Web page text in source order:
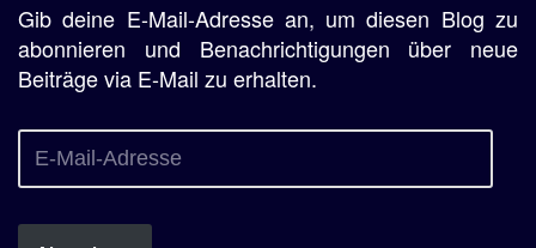
Gib deine E-Mail-Adresse an, um diesen Blog zu
abonnieren und Benachrichtigungen über neue
Beiträge via E-Mail zu erhalten.